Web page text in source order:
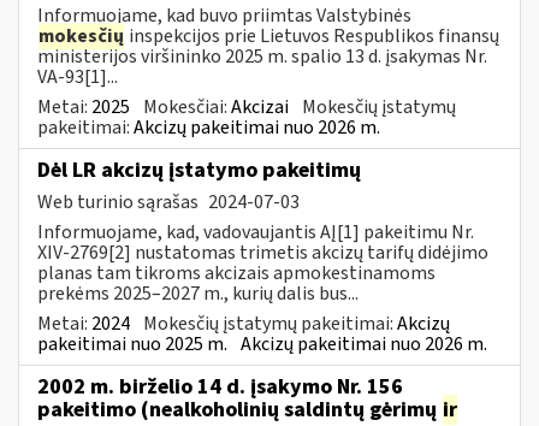
Informuojame, kad buvo priimtas Valstybinės
mokesčių inspekcijos prie Lietuvos Respublikos finansų
ministerijos viršininko 2025 m. spalio 13 d. įsakymas Nr.
VA-93[1]...
Metai: 2025 Mokesčiai:Akcizai Mokesčių įstatymų
pakeitimai:Akcizų pakeitimai nuo 2026 m.
Dėl LR akcizų įstatymo pakeitimų
Web turinio sąrašas 2024-07-03
Informuojame, kad, vadovaujantis AĮ[1] pakeitimu Nr.
XIV-2769[2] nustatomas trimetis akcizų tarifų didėjimo
planas tam tikroms akcizais apmokestinamoms
prekėms 2025–2027 m., kurių dalis bus...
Metai: 2024 Mokesčių įstatymų pakeitimai:Akcizų
pakeitimai nuo 2025 m. Akcizų pakeitimai nuo 2026 m.
2002 m. birželio 14 d. įsakymo Nr. 156
pakeitimo (nealkoholinių saldintų gėrimų ir